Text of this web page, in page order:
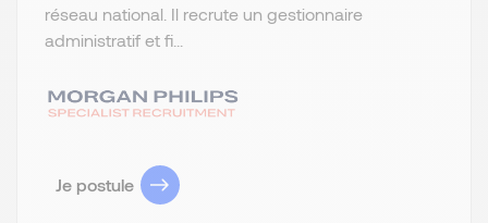
réseau national. Il recrute un gestionnaire
administratif et fi...
Je postule